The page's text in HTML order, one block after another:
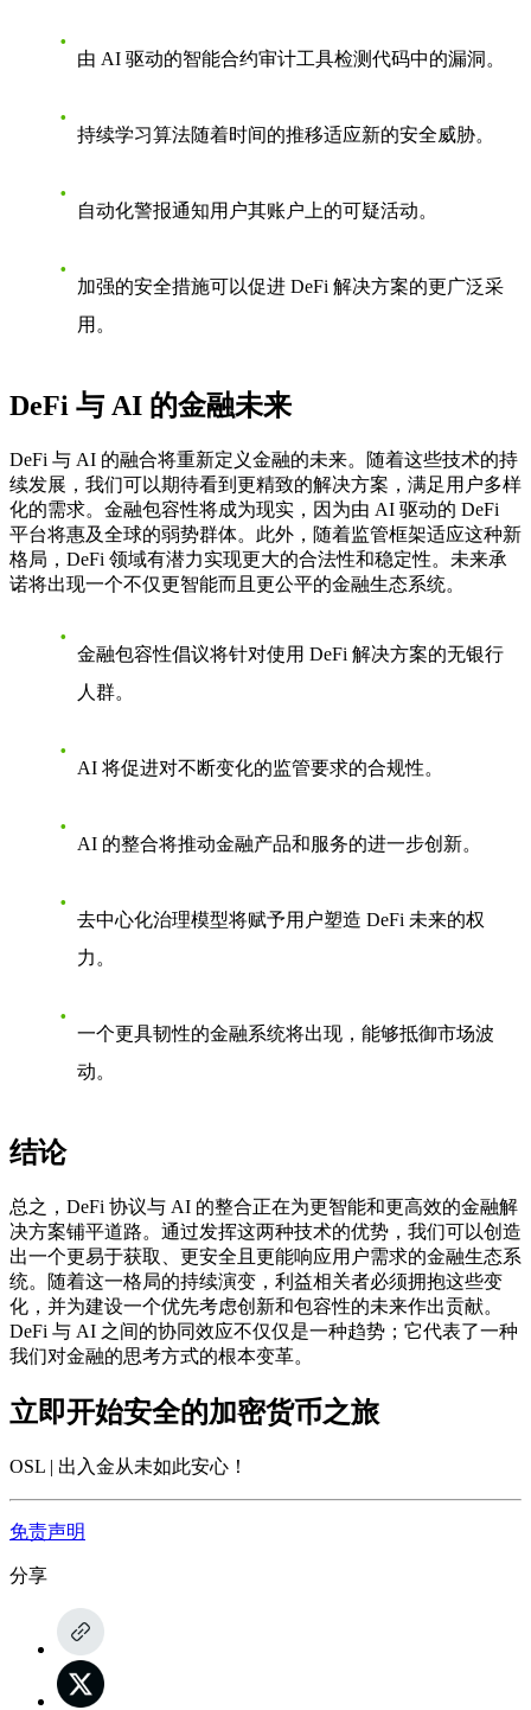
由 AI 驱动的智能合约审计工具检测代码中的漏洞。
持续学习算法随着时间的推移适应新的安全威胁。
自动化警报通知用户其账户上的可疑活动。
加强的安全措施可以促进 DeFi 解决方案的更广泛采
用。
DeFi 与 AI 的金融未来
DeFi 与 AI 的融合将重新定义金融的未来。随着这些技术的持
续发展，我们可以期待看到更精致的解决方案，满足用户多样
化的需求。金融包容性将成为现实，因为由 AI 驱动的 DeFi
平台将惠及全球的弱势群体。此外，随着监管框架适应这种新
格局，DeFi 领域有潜力实现更大的合法性和稳定性。未来承
诺将出现一个不仅更智能而且更公平的金融生态系统。
金融包容性倡议将针对使用 DeFi 解决方案的无银行
人群。
AI 将促进对不断变化的监管要求的合规性。
AI 的整合将推动金融产品和服务的进一步创新。
去中心化治理模型将赋予用户塑造 DeFi 未来的权
力。
一个更具韧性的金融系统将出现，能够抵御市场波
动。
结论
总之，DeFi 协议与 AI 的整合正在为更智能和更高效的金融解
决方案铺平道路。通过发挥这两种技术的优势，我们可以创造
出一个更易于获取、更安全且更能响应用户需求的金融生态系
统。随着这一格局的持续演变，利益相关者必须拥抱这些变
化，并为建设一个优先考虑创新和包容性的未来作出贡献。
DeFi 与 AI 之间的协同效应不仅仅是一种趋势；它代表了一种
我们对金融的思考方式的根本变革。
立即开始安全的加密货币之旅
OSL | 出入金从未如此安心 ！
免责声明
分享